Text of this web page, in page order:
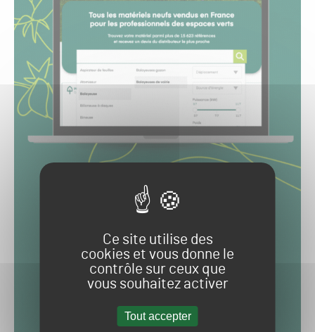
Ce site utilise des
cookies et vous donne le
contrôle sur ceux que
vous souhaitez activer
Tout accepter